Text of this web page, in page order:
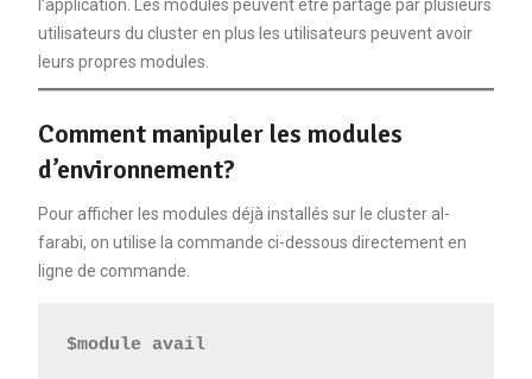
l’application. Les modules peuvent être partagé par plusieurs
utilisateurs du cluster en plus les utilisateurs peuvent avoir
leurs propres modules.
Comment manipuler les modules
d’environnement?
Pour afficher les modules déjà installés sur le cluster al-
farabi, on utilise la commande ci-dessous directement en
ligne de commande.
$module avail